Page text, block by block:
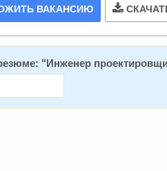
ВАКАНСИЮ
" Инженер